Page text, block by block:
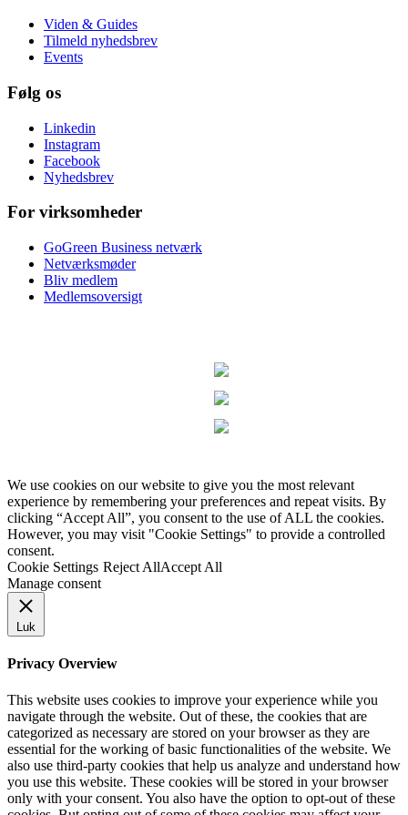
Viden & Guides
Tilmeld nyhedsbrev
Events
Følg os
Linkedin
Instagram
Facebook
Nyhedsbrev
For virksomheder
GoGreen Business netværk
Netværksmøder
Bliv medlem
Medlemsoversigt
We use cookies on our website to give you the most relevant
experience by remembering your preferences and repeat visits. By
clicking “Accept All”, you consent to the use of ALL the cookies.
However, you may visit "Cookie Settings" to provide a controlled
consent.
Cookie Settings Reject AllAccept All
Manage consent
Luk
Privacy Overview
This website uses cookies to improve your experience while you
navigate through the website. Out of these, the cookies that are
categorized as necessary are stored on your browser as they are
essential for the working of basic functionalities of the website. We
also use third-party cookies that help us analyze and understand how
you use this website. These cookies will be stored in your browser
only with your consent. You also have the option to opt-out of these